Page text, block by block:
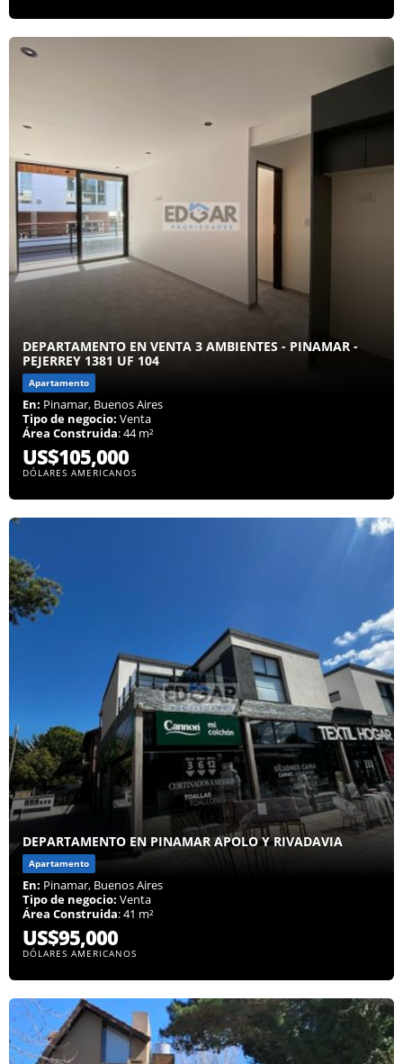
DEPARTAMENTO EN VENTA 3 AMBIENTES - PINAMAR -
PEJERREY 1381 UF 104
Apartamento
En: Pinamar, Buenos Aires
Tipo de negocio: Venta
Área Construida: 44 m²
US$105,000
DÓLARES AMERICANOS
DEPARTAMENTO EN PINAMAR APOLO Y RIVADAVIA
Apartamento
En: Pinamar, Buenos Aires
Tipo de negocio: Venta
Área Construida: 41 m²
US$95,000
DÓLARES AMERICANOS